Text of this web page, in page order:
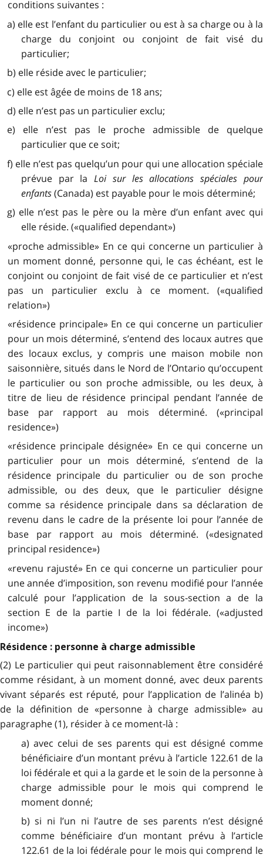
conditions suivantes :
a) elle est l’enfant du particulier ou est à sa charge ou à la
charge du conjoint ou conjoint de fait visé du
particulier;
b) elle réside avec le particulier;
c) elle est âgée de moins de 18 ans;
d) elle n’est pas un particulier exclu;
e) elle n’est pas le proche admissible de quelque
particulier que ce soit;
f) elle n’est pas quelqu’un pour qui une allocation spéciale
prévue par laLoi sur les allocations spéciales pour
enfants(Canada) est payable pour le mois déterminé;
g) elle n’est pas le père ou la mère d’un enfant avec qui
elle réside. («qualified dependant»)
«proche admissible» En ce qui concerne un particulier à
un moment donné, personne qui, le cas échéant, est le
conjoint ou conjoint de fait visé de ce particulier et n’est
pas un particulier exclu à ce moment. («qualified
relation»)
«résidence principale» En ce qui concerne un particulier
pour un mois déterminé, s’entend des locaux autres que
des locaux exclus, y compris une maison mobile non
saisonnière, situés dans le Nord de l’Ontario qu’occupent
le particulier ou son proche admissible, ou les deux, à
titre de lieu de résidence principal pendant l’année de
base par rapport au mois déterminé. («principal
residence»)
«résidence principale désignée» En ce qui concerne un
particulier pour un mois déterminé, s’entend de la
résidence principale du particulier ou de son proche
admissible, ou des deux, que le particulier désigne
comme sa résidence principale dans sa déclaration de
revenu dans le cadre de la présente loi pour l’année de
base par rapport au mois déterminé. («designated
principal residence»)
«revenu rajusté» En ce qui concerne un particulier pour
une année d’imposition, son revenu modifié pour l’année
calculé pour l’application de la sous-section a de la
section E de la partie I de la loi fédérale. («adjusted
income»)
Résidence : personne à charge admissible
(2) Le particulier qui peut raisonnablement être considéré
comme résidant, à un moment donné, avec deux parents
vivant séparés est réputé, pour l’application de l’alinéa b)
de la définition de «personne à charge admissible» au
paragraphe (1), résider à ce moment-là :
a) avec celui de ses parents qui est désigné comme
bénéficiaire d’un montant prévu à l’article 122.61 de la
loi fédérale et qui a la garde et le soin de la personne à
charge admissible pour le mois qui comprend le
moment donné;
b) si ni l’un ni l’autre de ses parents n’est désigné
comme bénéficiaire d’un montant prévu à l’article
122.61 de la loi fédérale pour le mois qui comprend le